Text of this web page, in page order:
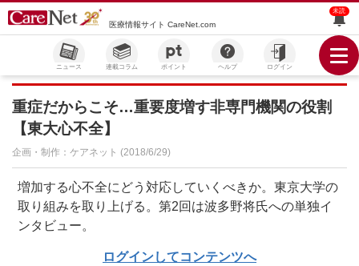
医療情報サイト CareNet.com
未読
ニュース 連載コラム ポイント ヘルプ ログイン
重症だからこそ…重要度増す非専門機関の役割
【東大心不全】
企画・制作：ケアネット (2018/6/29)
増加する心不全にどう対応していくべきか。東京大学の
取り組みを取り上げる。第2回は波多野将氏への単独イ
ンタビュー。
ログインしてコンテンツへ